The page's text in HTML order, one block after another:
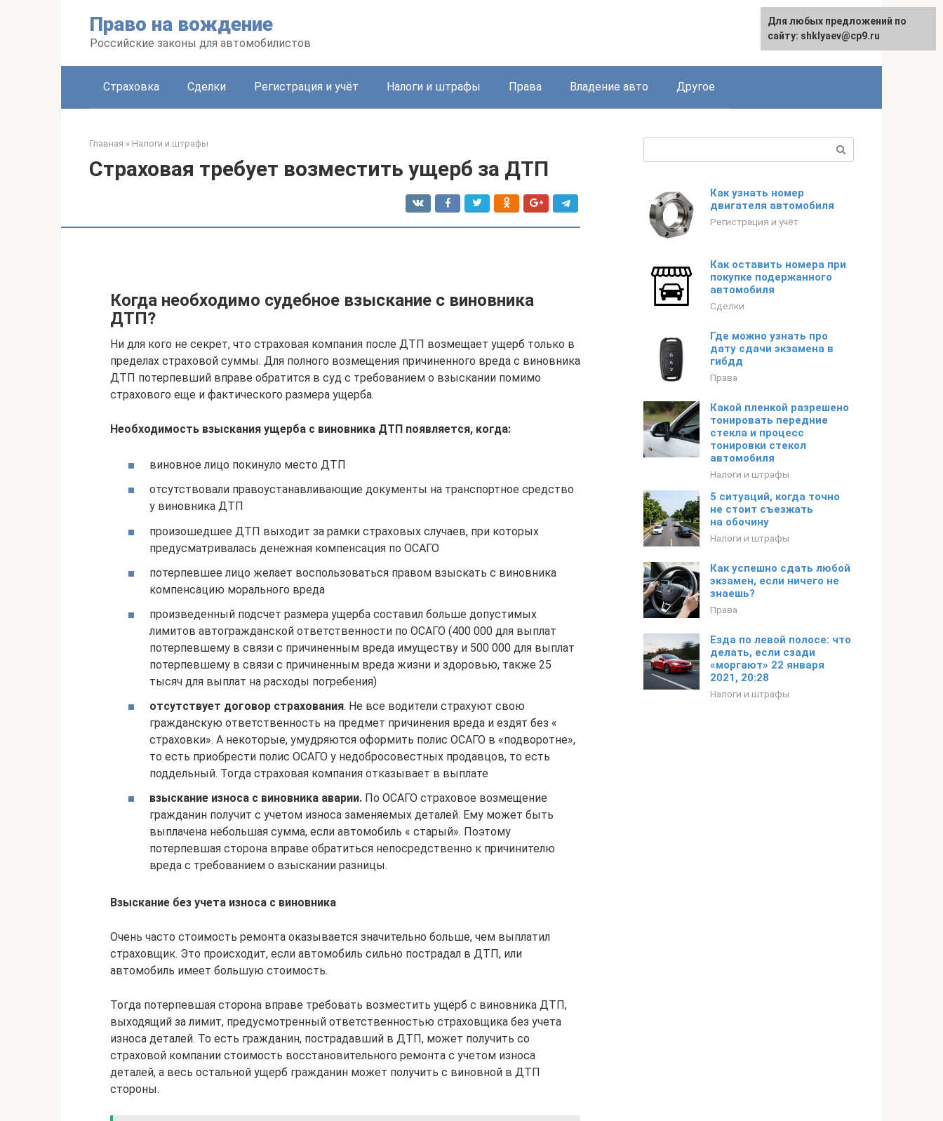
Право на вождение
Российские законы для автомобилистов
Страховка Сделки Регистрация и учёт Налоги и штрафы Права Владение авто Другое
Главная » Налоги и штрафы
Страховая требует возместить ущерб за ДТП
Когда необходимо судебное взыскание с виновника
ДТП?
Ни для кого не секрет, что страховая компания после ДТП возмещает ущерб только в
пределах страховой суммы. Для полного возмещения причиненного вреда с виновника
ДТП потерпевший вправе обратится в суд с требованием о взыскании помимо
страхового еще и фактического размера ущерба.
Необходимость взыскания ущерба с виновника ДТП появляется, когда:
виновное лицо покинуло место ДТП
отсутствовали правоустанавливающие документы на транспортное средство
у виновника ДТП
произошедшее ДТП выходит за рамки страховых случаев, при которых
предусматривалась денежная компенсация по ОСАГО
потерпевшее лицо желает воспользоваться правом взыскать с виновника
компенсацию морального вреда
произведенный подсчет размера ущерба составил больше допустимых
лимитов автогражданской ответственности по ОСАГО (400 000 для выплат
потерпевшему в связи с причиненным вреда имуществу и 500 000 для выплат
потерпевшему в связи с причиненным вреда жизни и здоровью, также 25
тысяч для выплат на расходы погребения)
отсутствует договор страхования. Не все водители страхуют свою
гражданскую ответственность на предмет причинения вреда и ездят без «
страховки». А некоторые, умудряются оформить полис ОСАГО в «подворотне»,
то есть приобрести полис ОСАГО у недобросовестных продавцов, то есть
поддельный. Тогда страховая компания отказывает в выплате
взыскание износа с виновника аварии. По ОСАГО страховое возмещение
гражданин получит с учетом износа заменяемых деталей. Ему может быть
выплачена небольшая сумма, если автомобиль « старый». Поэтому
потерпевшая сторона вправе обратиться непосредственно к причинителю
вреда с требованием о взыскании разницы.
Взыскание без учета износа с виновника
Очень часто стоимость ремонта оказывается значительно больше, чем выплатил
страховщик. Это происходит, если автомобиль сильно пострадал в ДТП, или
автомобиль имеет большую стоимость.
Тогда потерпевшая сторона вправе требовать возместить ущерб с виновника ДТП,
выходящий за лимит, предусмотренный ответственностью страховщика без учета
износа деталей. То есть гражданин, пострадавший в ДТП, может получить со
страховой компании стоимость восстановительного ремонта с учетом износа
деталей, а весь остальной ущерб гражданин может получить с виновной в ДТП
стороны.
Как узнать номер
двигателя автомобиля
Регистрация и учёт
Как оставить номера при
покупке подержанного
автомобиля
Сделки
Где можно узнать про
дату сдачи экзамена в
гибдд
Права
Какой пленкой разрешено
тонировать передние
стекла и процесс
тонировки стекол
автомобиля
Налоги и штрафы
5 ситуаций, когда точно
не стоит съезжать
на обочину
Налоги и штрафы
Как успешно сдать любой
экзамен, если ничего не
знаешь?
Права
Езда по левой полосе: что
делать, если сзади
«моргают» 22 января
2021, 20:28
Налоги и штрафы
Для любых предложений по
сайту: shklyaev@cp9.ru